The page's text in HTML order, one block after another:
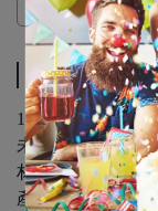
Description
18in Metallic
未充氣尺寸 : 18in
材質 : 鋁箔
產地: 美國